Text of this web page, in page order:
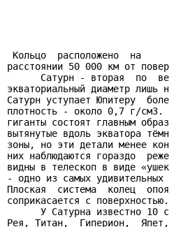
Кольцо  расположено  на
расстоянии 50 000 км от
Сатурн - вторая  по
экваториальный диаметр
Сатурн уступает Юпитеру
плотность - около 0,7 г/см3.
гиганты состоят главным
вытянутые вдоль экватора
зоны, но эти детали менее
них наблюдаются гораздо
видны в телескоп в виде
- одно из самых
Плоская  система  колец
соприкасается с поверхностью.
У Сатурна известно 10
Рея, Титан,  Гиперион,